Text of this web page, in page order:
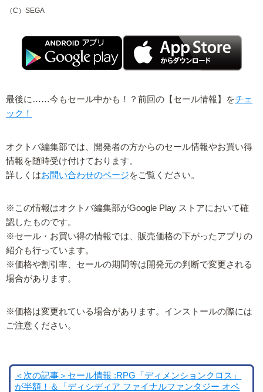
（C）SEGA
最後に……今もセール中かも！？前回の【セール情報】をチェ
ック！
オクトバ編集部では、開発者の方からのセール情報やお買い得
情報を随時受け付けております。
詳しくはお問い合わせのページをご覧ください。
※この情報はオクトバ編集部がGoogle Play ストアにおいて確
認したものです。
※セール・お買い得の情報では、販売価格の下がったアプリの
紹介も行っています。
※価格や割引率、セールの期間等は開発元の判断で変更される
場合があります。
※価格は変更れている場合があります。インストールの際には
ご注意ください。
＜次の記事＞セール情報 :RPG「ディメンションクロス」
が半額！＆「ディシディア ファイナルファンタジー オペ